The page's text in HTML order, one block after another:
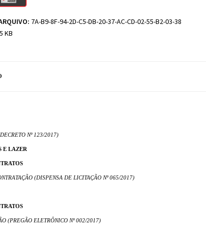
7A-B9-8F-94-2D-C5-DB-20-37-AC-CD-02-55-B2-03-38
KB
Nº 123/2017)
E LAZER
(DISPENSA DE LICITAÇÃO Nº 065/2017)
(PREGÃO ELETRÔNICO Nº 002/2017)